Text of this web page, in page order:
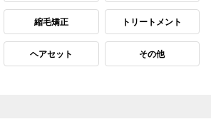
縮毛矯正 トリートメント
ヘアセット その他